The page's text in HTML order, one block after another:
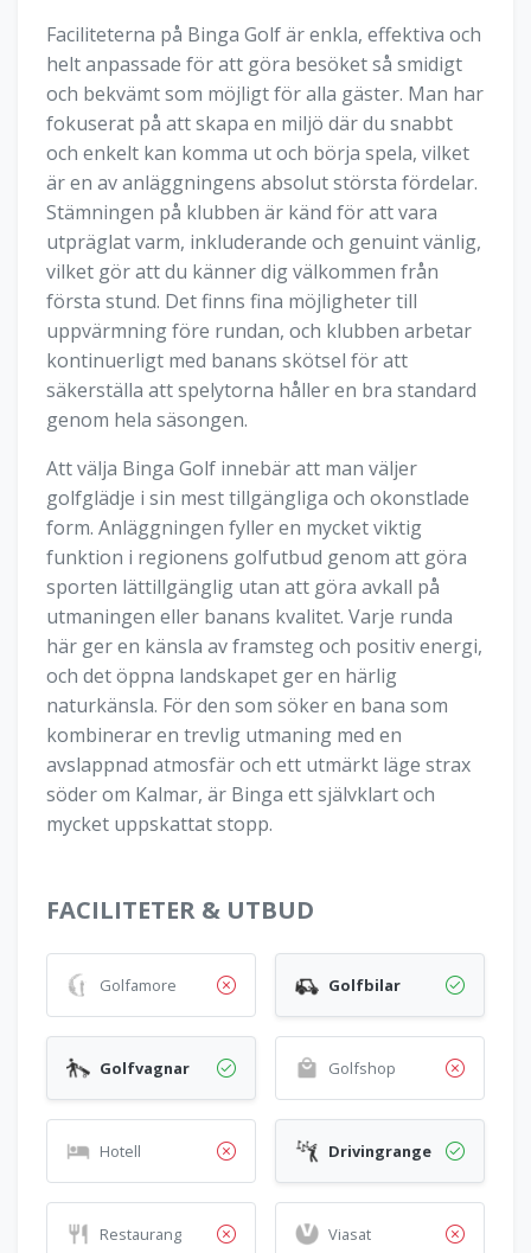
Faciliteterna på Binga Golf är enkla, effektiva och
helt anpassade för att göra besöket så smidigt
och bekvämt som möjligt för alla gäster. Man har
fokuserat på att skapa en miljö där du snabbt
och enkelt kan komma ut och börja spela, vilket
är en av anläggningens absolut största fördelar.
Stämningen på klubben är känd för att vara
utpräglat varm, inkluderande och genuint vänlig,
vilket gör att du känner dig välkommen från
första stund. Det finns fina möjligheter till
uppvärmning före rundan, och klubben arbetar
kontinuerligt med banans skötsel för att
säkerställa att spelytorna håller en bra standard
genom hela säsongen.
Att välja Binga Golf innebär att man väljer
golfglädje i sin mest tillgängliga och okonstlade
form. Anläggningen fyller en mycket viktig
funktion i regionens golfutbud genom att göra
sporten lättillgänglig utan att göra avkall på
utmaningen eller banans kvalitet. Varje runda
här ger en känsla av framsteg och positiv energi,
och det öppna landskapet ger en härlig
naturkänsla. För den som söker en bana som
kombinerar en trevlig utmaning med en
avslappnad atmosfär och ett utmärkt läge strax
söder om Kalmar, är Binga ett självklart och
mycket uppskattat stopp.
FACILITETER & UTBUD
Golfamore Golfbilar
Golfvagnar Golfshop
Hotell Drivingrange
Restaurang Viasat